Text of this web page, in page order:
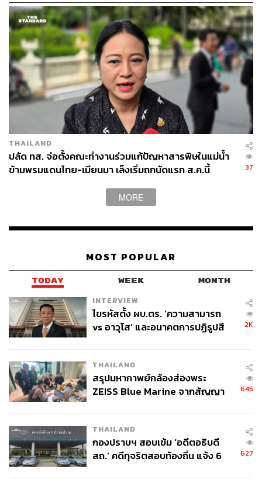
โดยดร.พิพัฒน์อธิบายอีกว่า หากสหรัฐฯ เก็บภาษีนำเข้าสินค้า
จากไทยในอัตราสูงที่ 36% จะกระทบต่อเศรษฐกิจโดยรวม
‘มากกว่า’ ทั้งในแง่การส่งออก การลงทุน และความสามารถ
ในการแข่งขัน เนื่องจากภาคอุตสาหกรรมคิดเป็นสัดส่วนราว
20% ของ GDP ไทย
อย่างไรก็ตาม หากไทยเลือกยอมเปิดตลาดเกษตรเพื่อขอลด
อัตราภาษี ก็อาจจะกระทบชีวิตคนเยอะกว่า เนื่องจากภาค
เกษตรกรรม แม้คิดเป็นเพียง 8% ของ GDP แต่กลับมีการจ้าง
งานคิดเป็น 30% ของกำลังแรงงานประเทศ
“ยกตัวอย่างเช่น อุตสาหกรรมผู้ผลิตเนื้อหมู ที่มีการออกมา
ประท้วงและมีการพูดถึงกันมา มีสัดส่วนต่อ GDP เพียง 1%
กว่า ๆ เท่านั้น แต่อุตสาหกรรมนี้มีเกษตรกรที่เกี่ยวข้องค่อน
ประโยชน์บางส่วน พร้อมเตรียมมาตรการเยียวยากลุ่มที่
ถูกกระทบ
ดร.กอบศักดิ์ ภูตระกูล กรรมการรองผู้จัดการใหญ่ ธนาคาร
กรุงเทพ และประธานกรรมการสภาธุรกิจตลาดทุนไทย
(FETCO) กล่าวว่า ในส่วนของสินค้าเกษตรและปศุสัตว์ ต้อง
ในรายงานของ USTR ให้ประเทศคู่ค้ารวมทั้งประเทศไทย
ยอมเปิดตลาดสินค้าให้ เช่น ถั่วเหลืองและสินค้าปศุสัตว์บาง
ชนิด ซึ่งอาจเป็นประเด็นอ่อนไหวสำหรับประเทศไทย
จำเป็นต้องเปิดตลาดให้สินค้าเกษตรและปศุสัตว์จากสหรัฐฯ
ด้วยอัตราภาษี 0% จริง ๆ เพื่อแลกกับการได้สิทธิประโยชน์
ด้านภาษีโดยรวม สิ่งที่สำคัญคือการพิจารณาว่า ‘อะไรคือสิ่ง
THAILAND
ปลัด ทส. จ่อตั้งคณะทำงานร่วมแก้ปัญหาสารพิษในแม่น้ำ
ข้ามพรมแดนไทย-เมียนมา เล็งเริ่มถกนัดแรก ส.ค.นี้
37
MORE
MOST POPULAR
TODAY WEEK MONTH
INTERVIEW
ไขรหัสตั้ง ผบ.ตร. ‘ความสามารถ
vs อาวุโส’ และอนาคตการปฏิรูปสี
2K
THAILAND
สรุปมหากาพย์กล้องส่องพระ
ZEISS Blue Marine จากสัญญา
จ่ายหนี้-แอบระบุแบรนด์
645
THAILAND
กองปราบฯ สอบเข้ม ‘อดีตอธิบดี
สถ.’ คดีทุจริตสอบท้องถิ่น แจ้ง 6
627